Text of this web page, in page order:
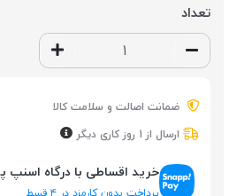
تعداد
ضمانت اصالت و سلامت کالا
ارسال از 1 روز کاری دیگر
خرید اقساطی با درگاه اسنپ